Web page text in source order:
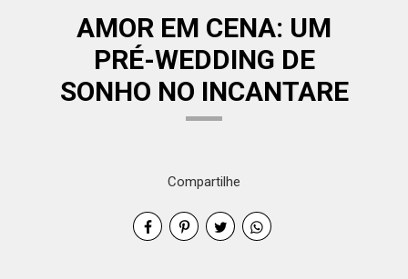
AMOR EM CENA: UM
PRÉ-WEDDING DE
SONHO NO INCANTARE
Compartilhe